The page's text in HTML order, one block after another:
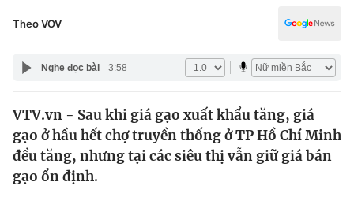
Pháp luật
Y tế
Thế giới
Tin tức
Thế giới đó đây
Kinh tế
Theo VOV
Nghe đọc bài 3:58
VTV.vn - Sau khi giá gạo xuất khẩu tăng, giá
gạo ở hầu hết chợ truyền thống ở TP Hồ Chí Minh
đều tăng, nhưng tại các siêu thị vẫn giữ giá bán
gạo ổn định.